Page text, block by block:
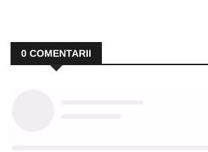
0 COMENTARII